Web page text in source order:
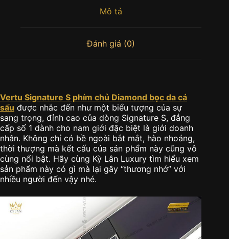
Mô tả
Đánh giá (0)
Vertu Signature S phím chủ Diamond bọc da cá
sấu được nhắc đến như một biểu tượng của sự
sang trọng, đỉnh cao của dòng Signature S, đẳng
cấp số 1 dành cho nam giới đặc biệt là giới doanh
nhân. Không chỉ có bề ngoài bắt mắt, hào nhoáng,
thời thượng mà kết cấu của sản phẩm này cũng vô
cùng nổi bật. Hãy cùng Kỳ Lân Luxury tìm hiểu xem
sản phẩm này có gì mà lại gây “thương nhớ” với
nhiều người đến vậy nhé.